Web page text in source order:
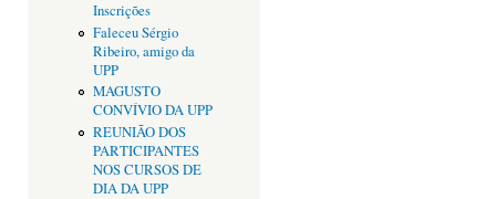
Inscrições
Faleceu Sérgio
Ribeiro, amigo da
UPP
MAGUSTO
CONVÍVIO DA UPP
REUNIÃO DOS
PARTICIPANTES
NOS CURSOS DE
DIA DA UPP